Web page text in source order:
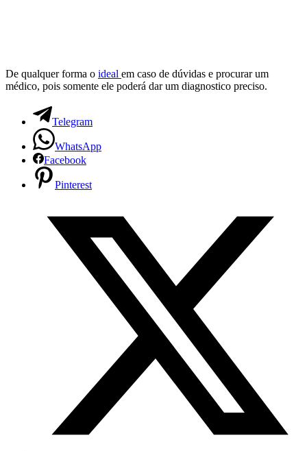
De qualquer forma o ideal em caso de dúvidas e procurar um
médico, pois somente ele poderá dar um diagnostico preciso.
Telegram
WhatsApp
Facebook
Pinterest